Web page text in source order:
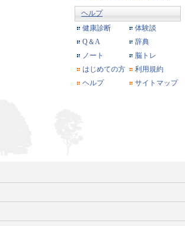
ヘルプ
健康診断
体験談
Q＆A
辞典
ノート
脳トレ
はじめての方
利用規約
ヘルプ
サイトマップ